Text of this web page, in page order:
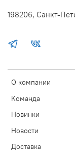
О компании
Команда
Новинки
Новости
Доставка
198206, Санкт-